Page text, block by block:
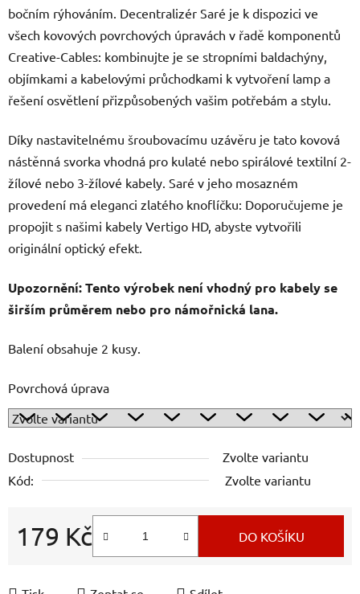
bočním rýhováním. Decentralizér Saré je k dispozici ve
všech kovových povrchových úpravách v řadě komponentů
Creative-Cables: kombinujte je se stropními baldachýny,
objímkami a kabelovými průchodkami k vytvoření lamp a
řešení osvětlení přizpůsobených vašim potřebám a stylu.
Díky nastavitelnému šroubovacímu uzávěru je tato kovová
nástěnná svorka vhodná pro kulaté nebo spirálové textilní 2-
žílové nebo 3-žílové kabely. Saré v jeho mosazném
provedení má eleganci zlatého knoflíčku: Doporučujeme je
propojit s našimi kabely Vertigo HD, abyste vytvořili
originální optický efekt.
Upozornění: Tento výrobek není vhodný pro kabely se
širším průměrem nebo pro námořnická lana.
Balení obsahuje 2 kusy.
Povrchová úprava
Dostupnost
Zvolte variantu
Kód:
Zvolte variantu
179 Kč DO KOŠÍKU